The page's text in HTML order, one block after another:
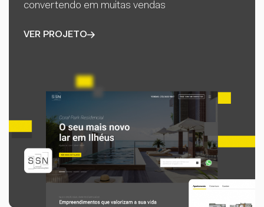
convertendo em muitas vendas
VER PROJETO